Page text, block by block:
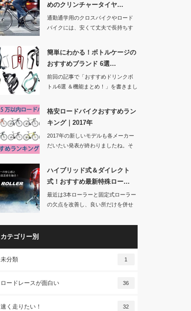
めのクリンチャータイヤ…
通勤通学用のクロスバイクやロード
バイクには、安くて丈夫で長持ちす
簡単にわかる！ボトルケージの
おすすめブランド 6選…
前回の記事で「おすすめドリンクボ
トル6選 ＆機能まとめ！」を書きまし
格安ロードバイクおすすめラン
キング｜2017年
2017年の新しいモデルも各メーカー
だいたい発表が終わりましたね。そ
ハイブリッド式＆ダイレクト
式！おすすめ最新特殊ロー…
最近は3本ローラーと固定式ローラー
の欠点を改善し、良い所だけを併せ
カテゴリー別
未分類 1
ロードレースが面白い 36
速く走りたい！ 32